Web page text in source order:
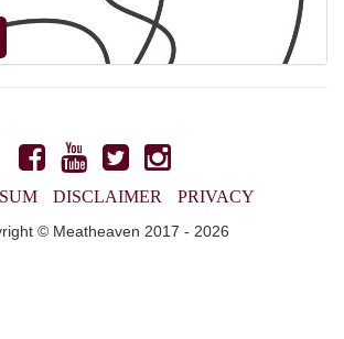
DISCLAIMER PRIVACY
© Meatheaven 2017 - 2026